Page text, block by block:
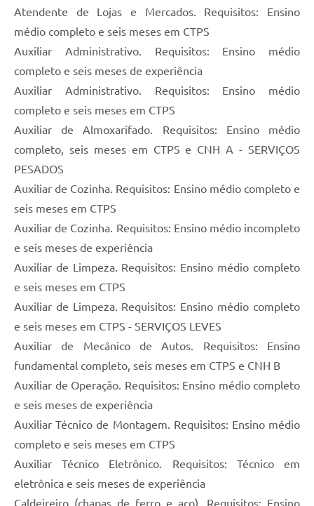
Atendente de Lojas e Mercados. Requisitos: Ensino
médio completo e seis meses em CTPS
Auxiliar Administrativo. Requisitos: Ensino médio
completo e seis meses de experiência
Auxiliar Administrativo. Requisitos: Ensino médio
completo e seis meses em CTPS
Auxiliar de Almoxarifado. Requisitos: Ensino médio
completo, seis meses em CTPS e CNH A - SERVIÇOS
PESADOS
Auxiliar de Cozinha. Requisitos: Ensino médio completo e
seis meses em CTPS
Auxiliar de Cozinha. Requisitos: Ensino médio incompleto
e seis meses de experiência
Auxiliar de Limpeza. Requisitos: Ensino médio completo
e seis meses em CTPS
Auxiliar de Limpeza. Requisitos: Ensino médio completo
e seis meses em CTPS - SERVIÇOS LEVES
Auxiliar de Mecânico de Autos. Requisitos: Ensino
fundamental completo, seis meses em CTPS e CNH B
Auxiliar de Operação. Requisitos: Ensino médio completo
e seis meses de experiência
Auxiliar Técnico de Montagem. Requisitos: Ensino médio
completo e seis meses em CTPS
Auxiliar Técnico Eletrônico. Requisitos: Técnico em
eletrônica e seis meses de experiência
Caldeireiro (chapas de ferro e aço). Requisitos: Ensino